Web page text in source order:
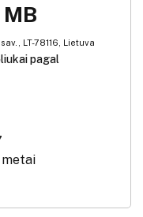
LT-78116, Lietuva
pagal
metai